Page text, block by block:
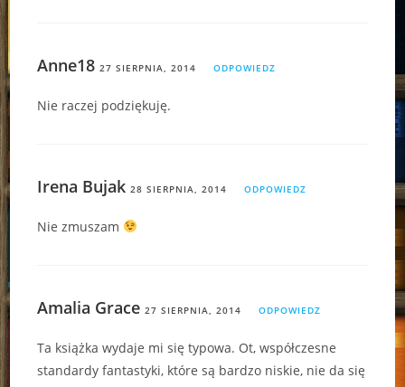
Anne18 27 SIERPNIA, 2014 ODPOWIEDZ
Nie raczej podziękuję.
Irena Bujak 28 SIERPNIA, 2014 ODPOWIEDZ
Nie zmuszam
Amalia Grace 27 SIERPNIA, 2014 ODPOWIEDZ
Ta książka wydaje mi się typowa. Ot, współczesne
standardy fantastyki, które są bardzo niskie, nie da się